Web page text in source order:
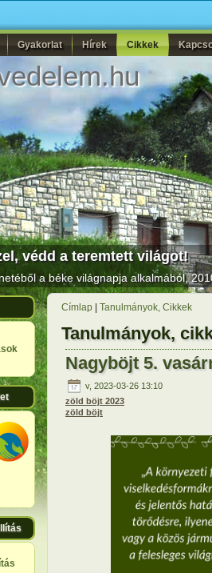
Gyakorlat Hírek Cikkek
védd a teremtett világot!
a béke világnapja alkalmából,
Címlap Tanulmányok, Cikkek
Tanulmányok,
Nagyböjt 5.
v, 2023-03-26 13:10
zöld böjt 2023
zöld böjt